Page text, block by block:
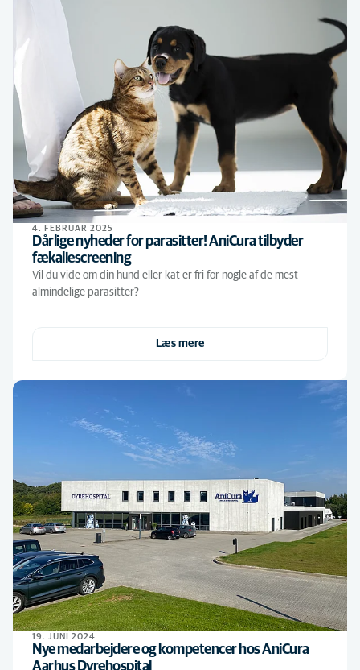
4. FEBRUAR 2025
Dårlige nyheder for parasitter! AniCura tilbyder
fækaliescreening
Vil du vide om din hund eller kat er fri for nogle af de mest
almindelige parasitter?
Læs mere
19. JUNI 2024
Nye medarbejdere og kompetencer hos AniCura
Aarhus Dyrehospital